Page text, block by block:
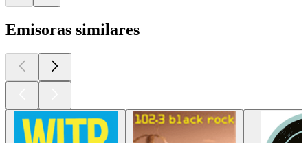
Emisoras similares